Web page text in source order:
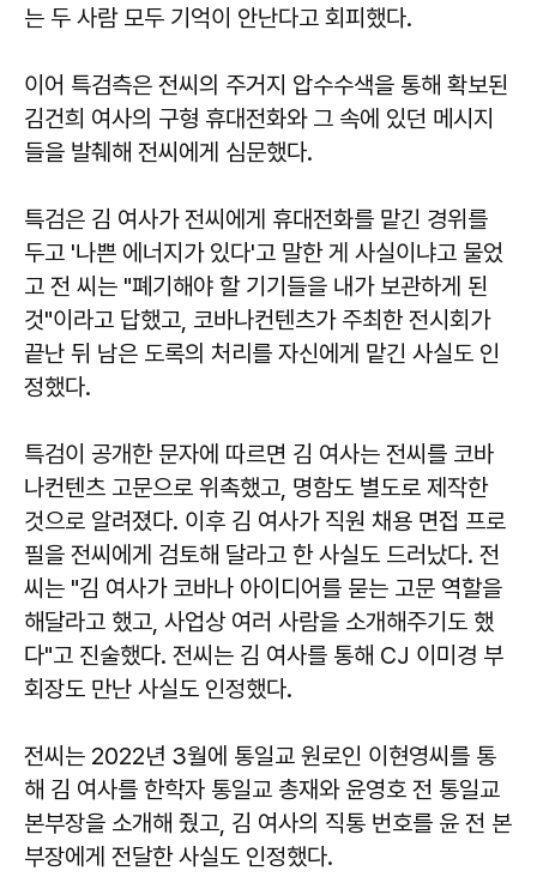
는 두 사람 모두 기억이 안난다고 회피했다.
이어 특검측은 전씨의 주거지 압수수색을 통해 확보된
김건희 여사의 구형 휴대전화와 그 속에 있던 메시지
들을 발췌해 전씨에게 심문했다.
특검은 김 여사가 전씨에게 휴대전화를 맡긴 경위를
두고 '나쁜 에너지가 있다'고 말한 게 사실이냐고 물었
고 전 씨는 "폐기해야 할 기기들을 내가 보관하게 된
것"이라고 답했고, 코바나컨텐츠가 주최한 전시회가
끝난 뒤 남은 도록의 처리를 자신에게 맡긴 사실도 인
정했다.
특검이 공개한 문자에 따르면 김 여사는 전씨를 코바
나컨텐츠 고문으로 위촉했고, 명함도 별도로 제작한
것으로 알려졌다. 이후 김 여사가 직원 채용 면접 프로
필을 전씨에게 검토해 달라고 한 사실도 드러났다. 전
씨는 "김 여사가 코바나 아이디어를 묻는 고문 역할을
해달라고 했고, 사업상 여러 사람을 소개해주기도 했
다"고 진술했다. 전씨는 김 여사를 통해 CJ 이미경 부
회장도 만난 사실도 인정했다.
전씨는 2022년 3월에 통일교 원로인 이현영씨를 통
해 김 여사를 한학자 통일교 총재와 윤영호 전 통일교
본부장을 소개해 줬고, 김 여사의 직통 번호를 윤 전 본
부장에게 전달한 사실도 인정했다.